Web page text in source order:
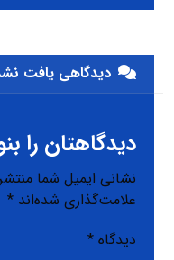
دیدگاهی یافت
دیدگاهتان را
نشانی ایمیل شما
علامت‌گذاری شده‌اند*
دیدگاه*